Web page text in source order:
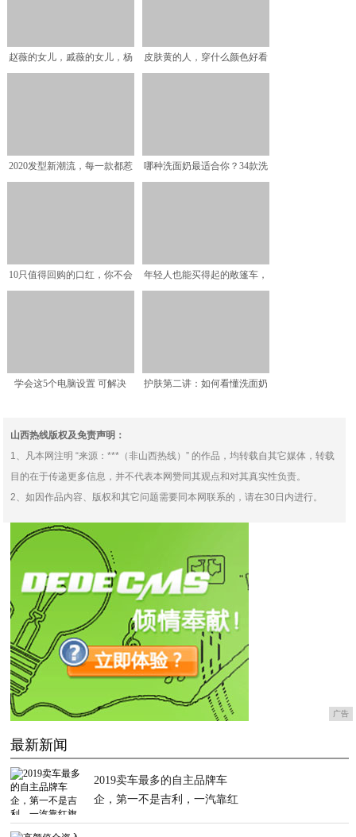
赵薇的女儿，戚薇的女儿，杨
皮肤黄的人，穿什么颜色好看
2020发型新潮流，每一款都惹
哪种洗面奶最适合你？34款洗
10只值得回购的口红，你不会
年轻人也能买得起的敞篷车，
学会这5个电脑设置 可解决
护肤第二讲：如何看懂洗面奶
山西热线版权及免责声明：
1、凡本网注明 “来源：***（非山西热线）” 的作品，均转载自其它媒体，转载
目的在于传递更多信息，并不代表本网赞同其观点和对其真实性负责。
2、如因作品内容、版权和其它问题需要同本网联系的，请在30日内进行。
广告
最新新闻
2019卖车最多的自主品牌车
企，第一不是吉利，一汽靠红